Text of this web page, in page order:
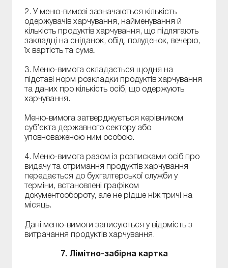
2. У меню-вимозі зазначаються кількість
одержувачів харчування, найменування й
кількість продуктів харчування, що підлягають
закладці на сніданок, обід, полуденок, вечерю,
їх вартість та сума.
3. Меню-вимога складається щодня на
підставі норм розкладки продуктів харчування
та даних про кількість осіб, що одержують
харчування.
Меню-вимога затверджується керівником
суб’єкта державного сектору або
уповноваженою ним особою.
4. Меню-вимога разом із розписками осіб про
видачу та отримання продуктів харчування
передається до бухгалтерської служби у
терміни, встановлені графіком
документообороту, але не рідше ніж тричі на
місяць.
Дані меню-вимоги записуються у відомість з
витрачання продуктів харчування.
7. Лімітно-забірна картка